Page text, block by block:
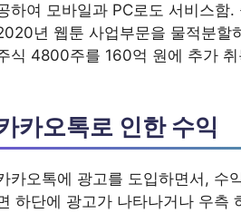
하여 모바일과 PC로도 서비스함
년 웹툰 사업부문을 물적분할
식 4800주를 160억 원에 추가
카오톡로 인한 수익
카오톡에 광고를 도입하면서, 수
하단에 광고가 나타나거나 우측